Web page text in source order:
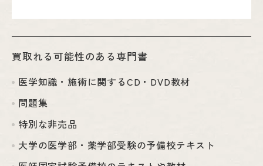
買取れる可能性のある専門書
医学知識・施術に関するCD・DVD教材
問題集
特別な非売品
大学の医学部・薬学部受験の予備校テキスト